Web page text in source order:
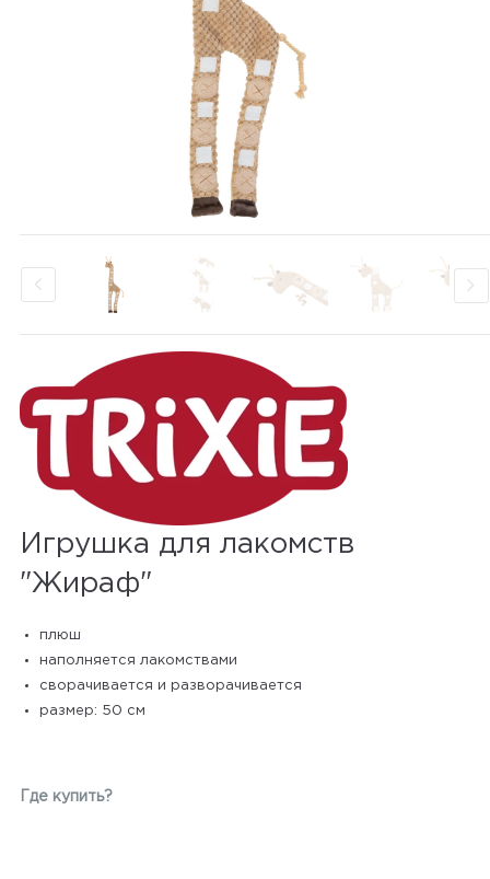
Игрушка для лакомств
"Жираф"
плюш
наполняется лакомствами
сворачивается и разворачивается
размер: 50 см
Где купить?